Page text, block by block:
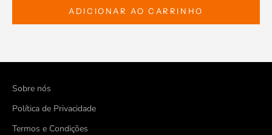
ADICIONAR AO CARRINHO
Sobre nós
Política de Privacidade
Termos e Condições